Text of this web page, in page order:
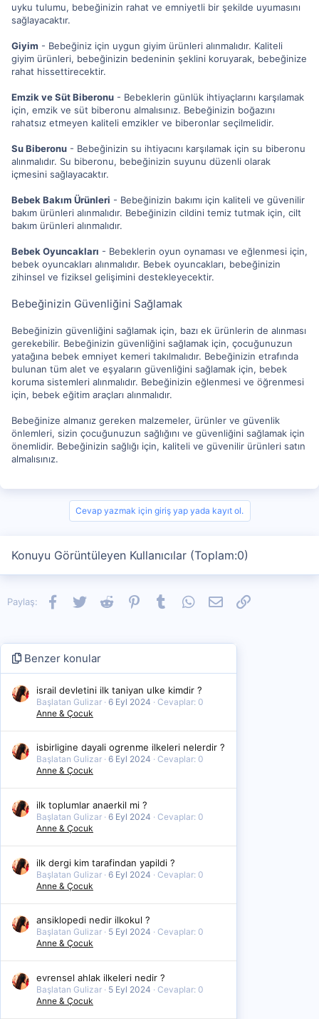
uyku tulumu, bebeğinizin rahat ve emniyetli bir şekilde uyumasını
sağlayacaktır.
Giyim - Bebeğiniz için uygun giyim ürünleri alınmalıdır. Kaliteli
giyim ürünleri, bebeğinizin bedeninin şeklini koruyarak, bebeğinize
rahat hissettirecektir.
Emzik ve Süt Biberonu - Bebeklerin günlük ihtiyaçlarını karşılamak
için, emzik ve süt biberonu almalısınız. Bebeğinizin boğazını
rahatsız etmeyen kaliteli emzikler ve biberonlar seçilmelidir.
Su Biberonu - Bebeğinizin su ihtiyacını karşılamak için su biberonu
alınmalıdır. Su biberonu, bebeğinizin suyunu düzenli olarak
içmesini sağlayacaktır.
Bebek Bakım Ürünleri - Bebeğinizin bakımı için kaliteli ve güvenilir
bakım ürünleri alınmalıdır. Bebeğinizin cildini temiz tutmak için, cilt
bakım ürünleri alınmalıdır.
Bebek Oyuncakları - Bebeklerin oyun oynaması ve eğlenmesi için,
bebek oyuncakları alınmalıdır. Bebek oyuncakları, bebeğinizin
zihinsel ve fiziksel gelişimini destekleyecektir.
Bebeğinizin Güvenliğini Sağlamak
Bebeğinizin güvenliğini sağlamak için, bazı ek ürünlerin de alınması
gerekebilir. Bebeğinizin güvenliğini sağlamak için, çocuğunuzun
yatağına bebek emniyet kemeri takılmalıdır. Bebeğinizin etrafında
bulunan tüm alet ve eşyaların güvenliğini sağlamak için, bebek
koruma sistemleri alınmalıdır. Bebeğinizin eğlenmesi ve öğrenmesi
için, bebek eğitim araçları alınmalıdır.
Bebeğinize almanız gereken malzemeler, ürünler ve güvenlik
önlemleri, sizin çocuğunuzun sağlığını ve güvenliğini sağlamak için
önemlidir. Bebeğinizin sağlığı için, kaliteli ve güvenilir ürünleri satın
almalısınız.
Cevap yazmak için giriş yap yada kayıt ol.
Konuyu Görüntüleyen Kullanıcılar (Toplam:0)
Paylaş: Facebook
TwitterReddit PinterestTumblrWhatsApp
E-postaLink
Benzer konular
israil devletini ilk taniyan ulke kimdir ?
Başlatan Gulizar 6 Eyl 2024
Cevaplar: 0
Anne & Çocuk
isbirligine dayali ogrenme ilkeleri nelerdir ?
Başlatan Gulizar 6 Eyl 2024
Cevaplar: 0
Anne & Çocuk
ilk toplumlar anaerkil mi ?
Başlatan Gulizar 6 Eyl 2024
Cevaplar: 0
Anne & Çocuk
ilk dergi kim tarafindan yapildi ?
Başlatan Gulizar 6 Eyl 2024
Cevaplar: 0
Anne & Çocuk
ansiklopedi nedir ilkokul ?
Başlatan Gulizar 5 Eyl 2024
Cevaplar: 0
Anne & Çocuk
evrensel ahlak ilkeleri nedir ?
Başlatan Gulizar 5 Eyl 2024
Cevaplar: 0
Anne & Çocuk